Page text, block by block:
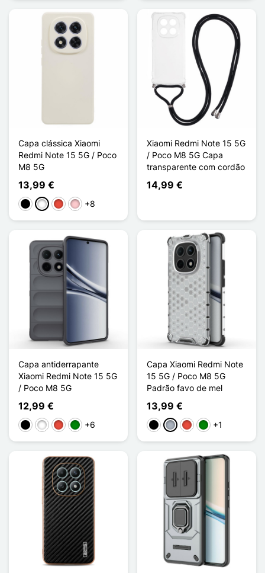
Capa clássica Xiaomi
Redmi Note 15 5G / Poco
M8 5G
13,99 €
PretoBrancoVermelho
Rosa+8
Xiaomi Redmi Note 15 5G
/ Poco M8 5G Capa
transparente com cordão
14,99 €
Capa antiderrapante
Xiaomi Redmi Note 15 5G
/ Poco M8 5G
12,99 €
PretoBrancoVermelho
Verde
+6
Capa Xiaomi Redmi Note
15 5G / Poco M8 5G
Padrão favo de mel
13,99 €
PretoCinzentoVermelho
Verde
+1